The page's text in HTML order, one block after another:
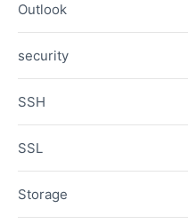
Outlook
security
SSH
SSL
Storage